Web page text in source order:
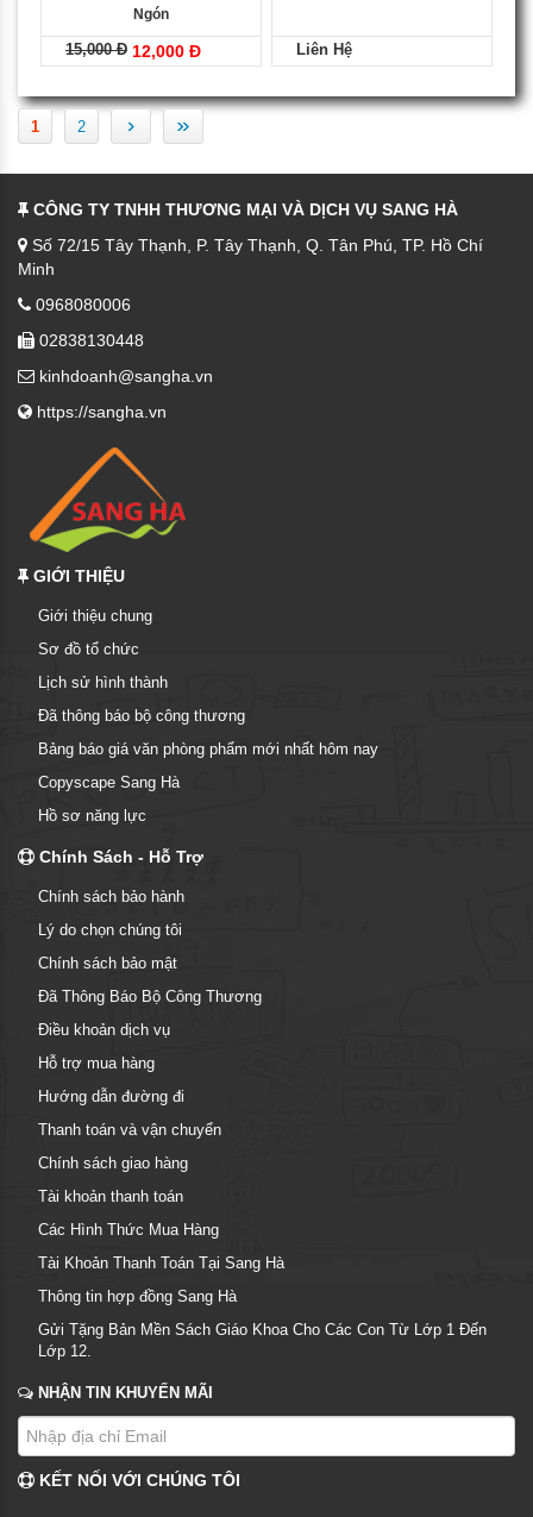
Ngón
15,000 Đ 12,000 Đ Liên Hệ
1 2 › »
CÔNG TY TNHH THƯƠNG MẠI VÀ DỊCH VỤ SANG HÀ
Số 72/15 Tây Thạnh, P. Tây Thạnh, Q. Tân Phú, TP. Hồ Chí
Minh
0968080006
02838130448
kinhdoanh@sangha.vn
https://sangha.vn
GIỚI THIỆU
Giới thiệu chung
Sơ đồ tổ chức
Lịch sử hình thành
Đã thông báo bộ công thương
Bảng báo giá văn phòng phẩm mới nhất hôm nay
Copyscape Sang Hà
Hồ sơ năng lực
Chính Sách - Hỗ Trợ
Chính sách bảo hành
Lý do chọn chúng tôi
Chính sách bảo mật
Đã Thông Báo Bộ Công Thương
Điều khoản dịch vụ
Hỗ trợ mua hàng
Hướng dẫn đường đi
Thanh toán và vận chuyển
Chính sách giao hàng
Tài khoản thanh toán
Các Hình Thức Mua Hàng
Tài Khoản Thanh Toán Tại Sang Hà
Thông tin hợp đồng Sang Hà
Gửi Tặng Bản Mền Sách Giáo Khoa Cho Các Con Từ Lớp 1 Đến
Lớp 12.
NHẬN TIN KHUYẾN MÃI
KẾT NỐI VỚI CHÚNG TÔI